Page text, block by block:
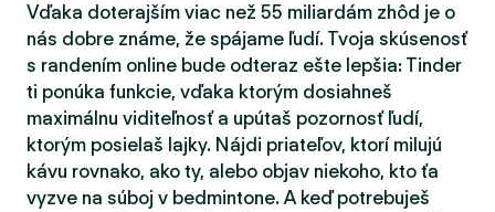
Vďaka doterajším viac než 55 miliardám zhôd je o
nás dobre známe, že spájame ľudí. Tvoja skúsenosť
s randením online bude odteraz ešte lepšia: Tinder
ti ponúka funkcie, vďaka ktorým dosiahneš
maximálnu viditeľnosť a upútaš pozornosť ľudí,
ktorým posielaš lajky. Nájdi priateľov, ktorí milujú
kávu rovnako, ako ty, alebo objav niekoho, kto ťa
vyzve na súboj v bedmintone. A keď potrebuješ